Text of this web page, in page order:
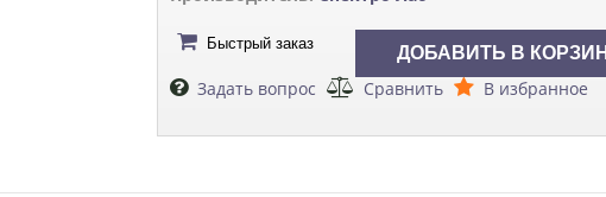
Быстрый заказ
Задать вопрос Сравнить В избранное